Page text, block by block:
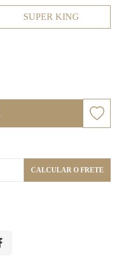
SUPER KING
CALCULAR O FRETE